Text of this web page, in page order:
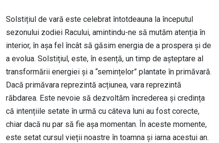
Solstițiul de vară este celebrat întotdeauna la începutul
sezonului zodiei Racului, amintindu-ne să mutăm atenția în
interior, în așa fel încât să găsim energia de a prospera și de
a evolua. Solstițiul, este, în esență, un timp de așteptare al
transformării energiei și a “semințelor” plantate în primăvară.
Dacă primăvara reprezintă acțiunea, vara reprezintă
răbdarea. Este nevoie să dezvoltăm încrederea și credința
că intențiile setate în urmă cu câteva luni au fost corecte,
chiar dacă nu par să fie așa momentan. În aceste momente,
este setat cursul vieții noastre în toamna și iarna acestui an.